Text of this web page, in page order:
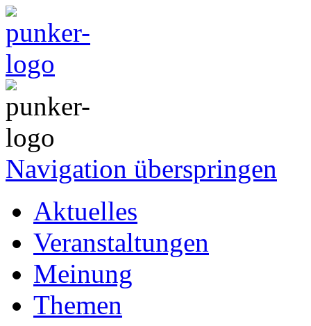
Navigation überspringen
Aktuelles
Veranstaltungen
Meinung
Themen